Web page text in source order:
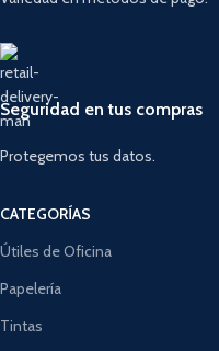
Seguridad en tus compras
Protegemos tus datos.
CATEGORÍAS
Útiles de Oficina
Papelería
Tintas